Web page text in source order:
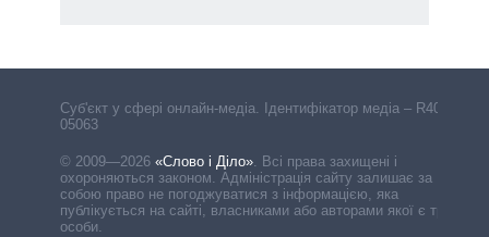
Cуб'єкт у сфері онлайн-медіа. Ідентифікатор медіа – R40-
05063
© 2009—2026 «Слово і Діло». Всі права захищені і
охороняються законом. Адміністрація сайту залишає за
собою право не погоджуватися з інформацією, яка
публікується на сайті, власниками або авторами якої є треті
особи.